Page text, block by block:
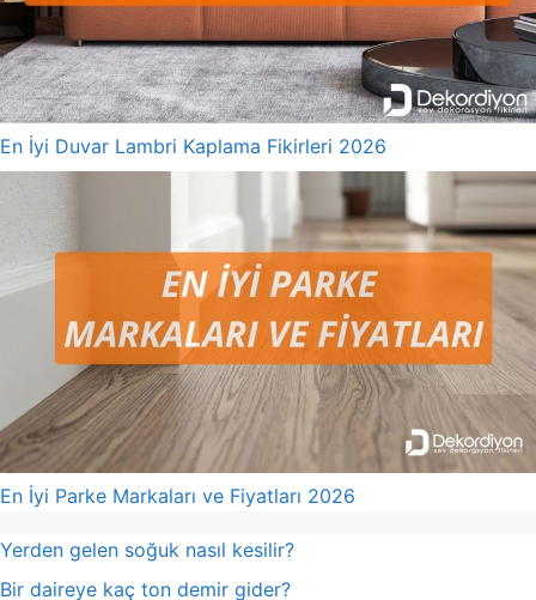
En İyi Duvar Lambri Kaplama Fikirleri 2026
En İyi Parke Markaları ve Fiyatları 2026
Yerden gelen soğuk nasıl kesilir?
Bir daireye kaç ton demir gider?